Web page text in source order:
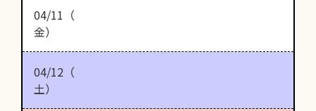
04/11（
金）
04/12（
土）